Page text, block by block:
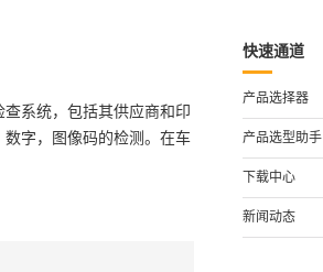
系统，包括其供应商和印
字，图像码的检测。在车
快速通道
产品选择器
产品选型助手
下载中心
新闻动态